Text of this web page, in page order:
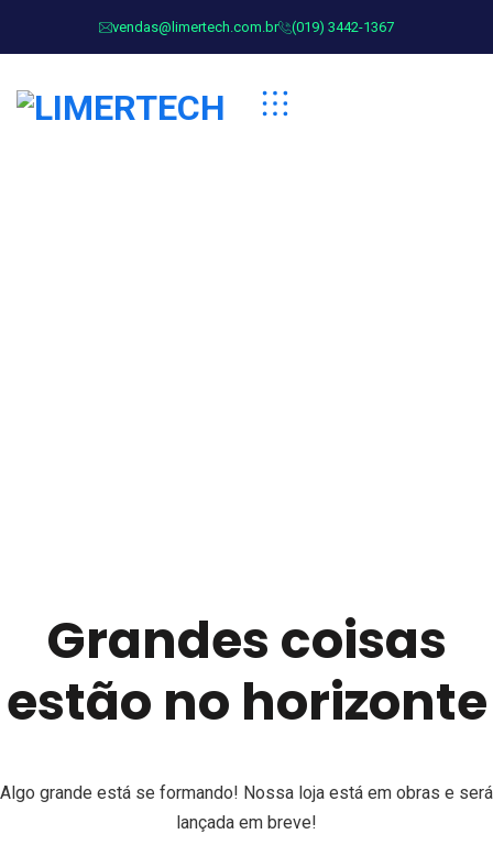
vendas@limertech.com.br (019) 3442-1367
Grandes coisas
estão no horizonte
Algo grande está se formando! Nossa loja está em obras e será
lançada em breve!